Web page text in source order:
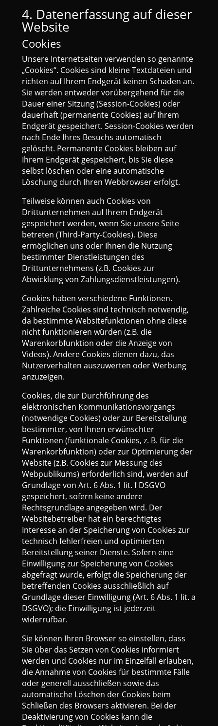
4. Datenerfassung auf dieser
Website
Cookies
Unsere Internetseiten verwenden so genannte
„Cookies“. Cookies sind kleine Textdateien und
richten auf Ihrem Endgerät keinen Schaden an.
Sie werden entweder vorübergehend für die
Dauer einer Sitzung (Session-Cookies) oder
dauerhaft (permanente Cookies) auf Ihrem
Endgerät gespeichert. Session-Cookies werden
nach Ende Ihres Besuchs automatisch
gelöscht. Permanente Cookies bleiben auf
Ihrem Endgerät gespeichert, bis Sie diese
selbst löschen oder eine automatische
Löschung durch Ihren Webbrowser erfolgt.
Teilweise können auch Cookies von
Drittunternehmen auf Ihrem Endgerät
gespeichert werden, wenn Sie unsere Seite
betreten (Third-Party-Cookies). Diese
ermöglichen uns oder Ihnen die Nutzung
bestimmter Dienstleistungen des
Drittunternehmens (z.B. Cookies zur
Abwicklung von Zahlungsdienstleistungen).
Cookies haben verschiedene Funktionen.
Zahlreiche Cookies sind technisch notwendig,
da bestimmte Websitefunktionen ohne diese
nicht funktionieren würden (z.B. die
Warenkorbfunktion oder die Anzeige von
Videos). Andere Cookies dienen dazu, das
Nutzerverhalten auszuwerten oder Werbung
anzuzeigen.
Cookies, die zur Durchführung des
elektronischen Kommunikationsvorgangs
(notwendige Cookies) oder zur Bereitstellung
bestimmter, von Ihnen erwünschter
Funktionen (funktionale Cookies, z. B. für die
Warenkorbfunktion) oder zur Optimierung der
Website (z.B. Cookies zur Messung des
Webpublikums) erforderlich sind, werden auf
Grundlage von Art. 6 Abs. 1 lit. f DSGVO
gespeichert, sofern keine andere
Rechtsgrundlage angegeben wird. Der
Websitebetreiber hat ein berechtigtes
Interesse an der Speicherung von Cookies zur
technisch fehlerfreien und optimierten
Bereitstellung seiner Dienste. Sofern eine
Einwilligung zur Speicherung von Cookies
abgefragt wurde, erfolgt die Speicherung der
betreffenden Cookies ausschließlich auf
Grundlage dieser Einwilligung (Art. 6 Abs. 1 lit. a
DSGVO); die Einwilligung ist jederzeit
widerrufbar.
Sie können Ihren Browser so einstellen, dass
Sie über das Setzen von Cookies informiert
werden und Cookies nur im Einzelfall erlauben,
die Annahme von Cookies für bestimmte Fälle
oder generell ausschließen sowie das
automatische Löschen der Cookies beim
Schließen des Browsers aktivieren. Bei der
Deaktivierung von Cookies kann die